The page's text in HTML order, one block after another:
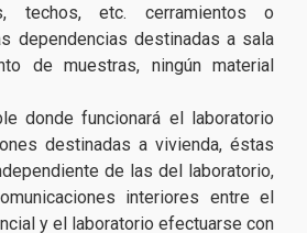
techos, etc. cerramientos o
dependencias destinadas a sala
de muestras, ningún material
donde funcionará el laboratorio
destinadas a vivienda, éstas
de las del laboratorio,
interiores entre el
y el laboratorio efectuarse con